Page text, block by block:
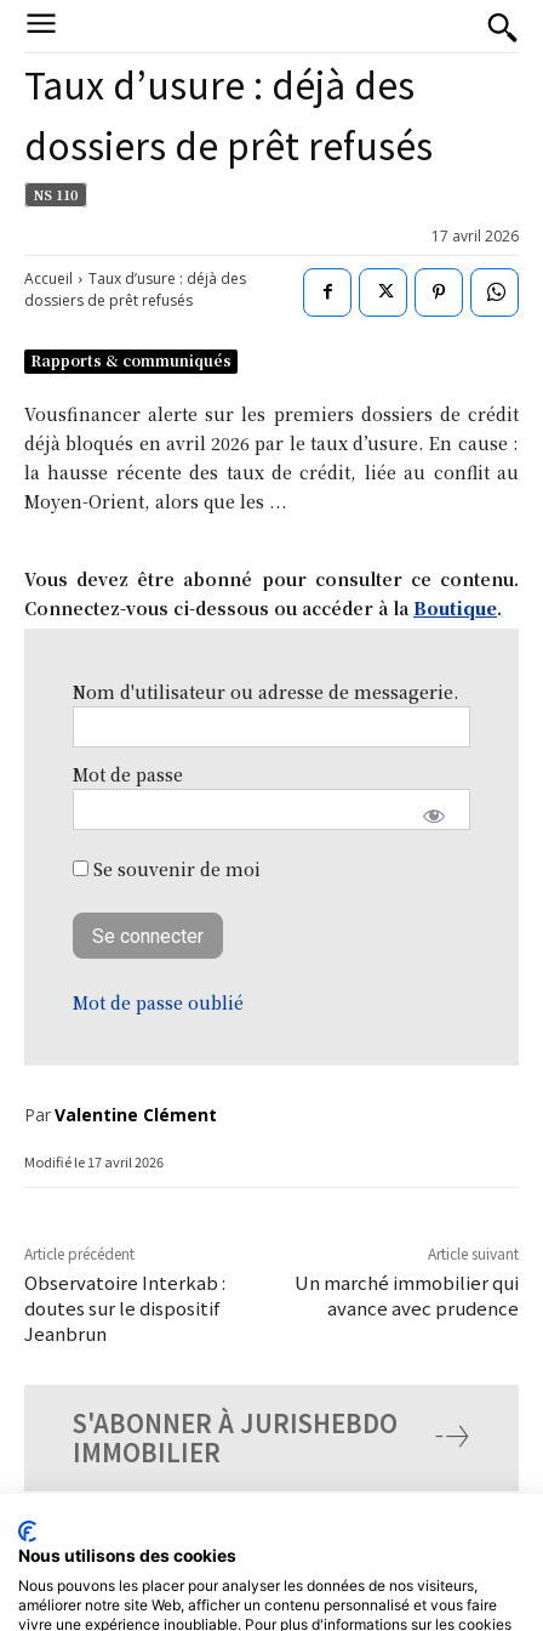
Taux d’usure : déjà des
dossiers de prêt refusés
NS 110
17 avril 2026
Accueil
Taux d’usure : déjà des
dossiers de prêt refusés
Rapports & communiqués
Vousfinancer alerte sur les premiers dossiers de crédit
déjà bloqués en avril 2026 par le taux d’usure. En cause :
la hausse récente des taux de crédit, liée au conflit au
Moyen-Orient, alors que les ...
Vous devez être abonné pour consulter ce contenu.
Connectez-vous ci-dessous ou accéder à la Boutique.
Nom d'utilisateur ou adresse de messagerie.
Mot de passe
Se souvenir de moi
Mot de passe oublié
ParValentine Clément
Modifié le17 avril 2026
Article précédent
Observatoire Interkab :
doutes sur le dispositif
Jeanbrun
Article suivant
Un marché immobilier qui
avance avec prudence
S'ABONNER À JURISHEBDO
IMMOBILIER
Nous utilisons des cookies
Nous pouvons les placer pour analyser les données de nos visiteurs,
améliorer notre site Web, afficher un contenu personnalisé et vous faire
vivre une expérience inoubliable. Pour plus d'informations sur les cookies